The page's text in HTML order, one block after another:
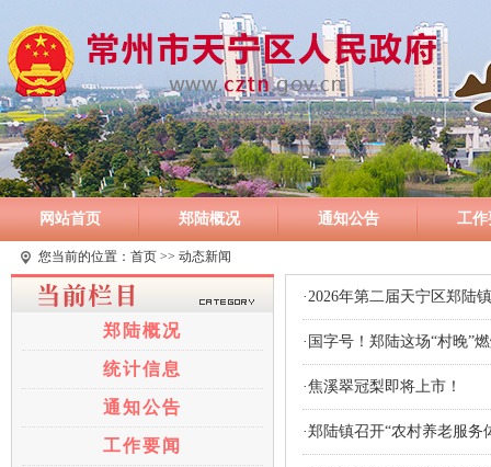
网站首页 郑陆概况 通知公告 工作
您当前的位置： 首页 >> 动态新闻
郑陆概况
统计信息
通知公告
工作要闻
·2026年第二届天宁区郑陆
·国字号！郑陆这场“村晚”
·焦溪翠冠梨即将上市！
·郑陆镇召开“农村养老服